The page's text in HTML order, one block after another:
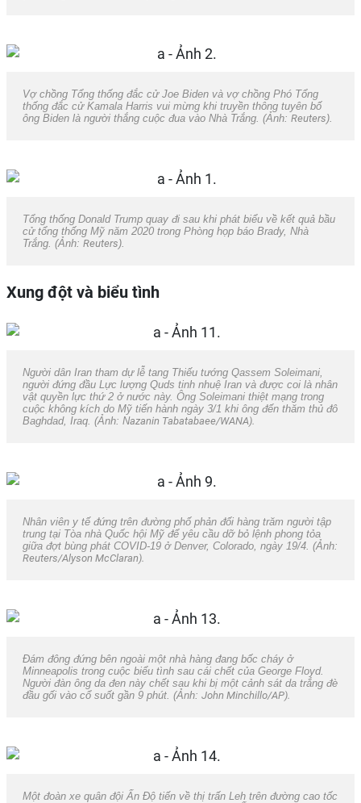
Vợ chồng Tổng thống đắc cử Joe Biden và vợ chồng Phó Tổng
thống đắc cử Kamala Harris vui mừng khi truyền thông tuyên bố
ông Biden là người thắng cuộc đua vào Nhà Trắng. (Ảnh: Reuters).
Tổng thống Donald Trump quay đi sau khi phát biểu về kết quả bầu
cử tổng thống Mỹ năm 2020 trong Phòng họp báo Brady, Nhà
Trắng. (Ảnh: Reuters).
Xung đột và biểu tình
Người dân Iran tham dự lễ tang Thiếu tướng Qassem Soleimani,
người đứng đầu Lực lượng Quds tinh nhuệ Iran và được coi là nhân
vật quyền lực thứ 2 ở nước này. Ông Soleimani thiệt mạng trong
cuộc không kích do Mỹ tiến hành ngày 3/1 khi ông đến thăm thủ đô
Baghdad, Iraq. (Ảnh: Nazanin Tabatabaee/WANA).
Nhân viên y tế đứng trên đường phố phản đối hàng trăm người tập
trung tại Tòa nhà Quốc hội Mỹ để yêu cầu dỡ bỏ lệnh phong tỏa
giữa đợt bùng phát COVID-19 ở Denver, Colorado, ngày 19/4. (Ảnh:
Reuters/Alyson McClaran).
Đám đông đứng bên ngoài một nhà hàng đang bốc cháy ở
Minneapolis trong cuộc biểu tình sau cái chết của George Floyd.
Người đàn ông da đen này chết sau khi bị một cảnh sát da trắng đè
đầu gối vào cổ suốt gần 9 phút. (Ảnh: John Minchillo/AP).
Một đoàn xe quân đội Ấn Độ tiến về thị trấn Leh trên đường cao tốc